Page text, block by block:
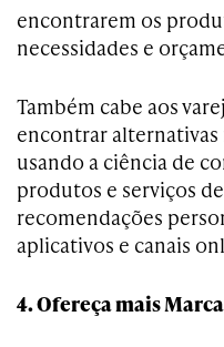
encontrarem os
necessidades e
Também cabe aos
encontrar alternativas
usando a ciência de
produtos e serviços
recomendações
aplicativos e canais
4. Ofereça mais